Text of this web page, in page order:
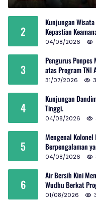
2
Kunjungan
Kepastian
04/08/2026
3
Pengurus Ponpes
atas Program TNI
31/07/2026
4
Kunjungan
Tinggi.
04/08/2026
5
Mengenal Kolonel
Berpengalaman
04/08/2026
6
Air Bersih Kini
Wudhu Berkat
01/08/2026